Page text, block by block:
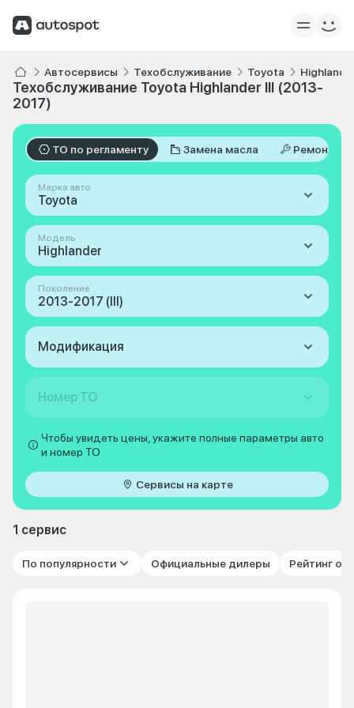
Автосервисы Техобслуживание Toyota
Техобслуживание Toyota Highlander III (2013-
2017)
ТО по регламенту Замена масла Ремонт
Марка авто
Toyota
Модель
Highlander
Поколение
2013-2017 (III)
Модификация
Номер ТО
Чтобы увидеть цены, укажите полные параметры авто
и номер ТО
Сервисы на карте
1 сервис
По популярности Официальные дилеры Рейтинг